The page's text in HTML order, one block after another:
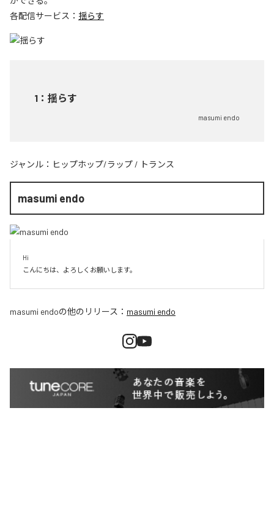
各配信サービス： 揺らす
1 ： 揺らす
masumi endo
ジャンル： ヒップホップ/ラップ / トランス
masumi endo
Hi
こんにちは、よろしくお願いします。
masumi endoの他のリリース： masumi endo